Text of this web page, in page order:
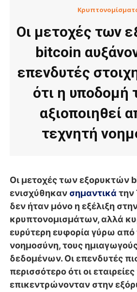
Οι μετοχές των
bitcoin
επενδυτές
ότι η υποδομή
αξιοποιηθεί
τεχνητή
Οι μετοχές των εξορυκτών
ενισχύθηκαν σημαντικά την
δεν ήταν μόνο η εξέλιξη
κρυπτονομισμάτων, αλλά
ευρύτερη ευφορία γύρω από
νοημοσύνη, τους
δεδομένων. Οι επενδυτές
περισσότερο ότι οι
επικεντρώνονταν στην